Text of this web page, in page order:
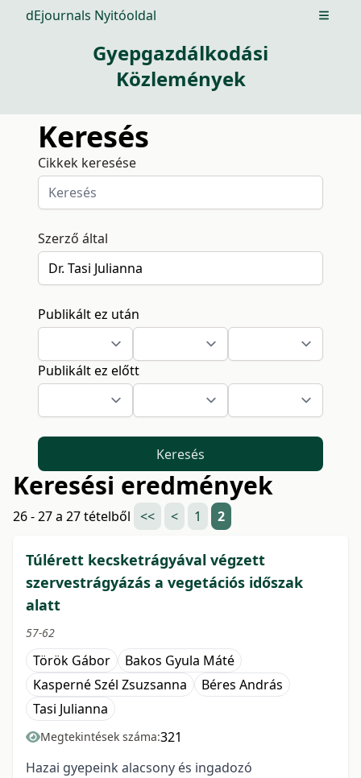
dEjournals Nyitóoldal Open
Gyepgazdálkodási
Közlemények
Keresés
Cikkek keresése
Szerző által
Publikált ez után
Publikált ez előtt
Keresés
Keresési eredmények
26 - 27 a 27 tételből << < 1 2
Túlérett kecsketrágyával végzett
szervestrágyázás a vegetációs időszak
alatt
57-62
Török Gábor
Bakos Gyula Máté
Kasperné Szél Zsuzsanna
Béres András
Tasi Julianna
Megtekintések száma:321
Hazai gyepeink alacsony és ingadozó